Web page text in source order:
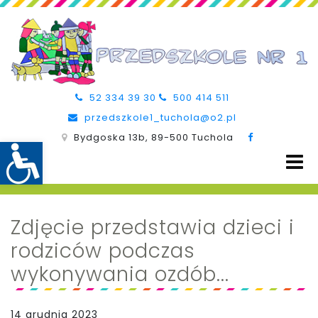
52 334 39 30
500 414 511
przedszkole1_tuchola@o2.pl
Bydgoska 13b, 89-500 Tuchola
Zdjęcie przedstawia dzieci i
rodziców podczas
wykonywania ozdób...
14 grudnia 2023